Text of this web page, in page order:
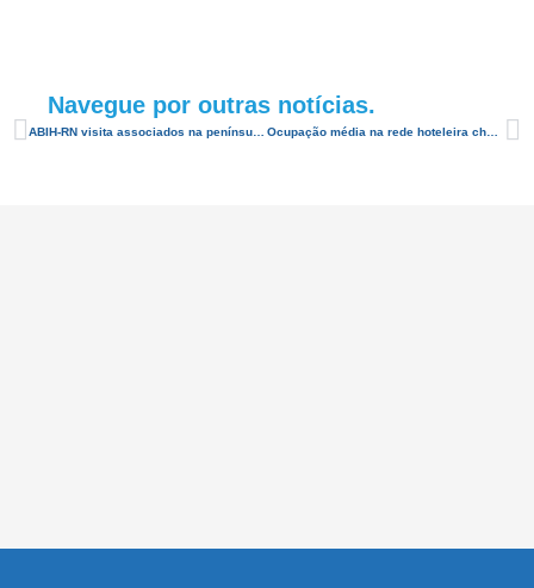
Navegue por outras notícias.
Ocupação média na rede hoteleira chega a 96% no Pingo da Mei Dia, em Mossoró